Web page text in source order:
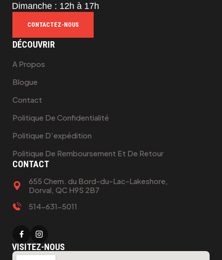
Dimanche : 12h à 17h
CONTACTEZ-NOUS
DÉCOUVRIR
A Propos
Blogue
Contact
Politique De Confidentialité
Politique D’expédition
Politique De Remboursement Et De Retour
CONTACT
655 Chem. du Bord-du-Lac-Lakeshore,
Dorval, QC H9S 2B7
514-631-5011
VISITEZ-NOUS